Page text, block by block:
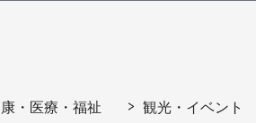
・医療・福祉 観光・イベント